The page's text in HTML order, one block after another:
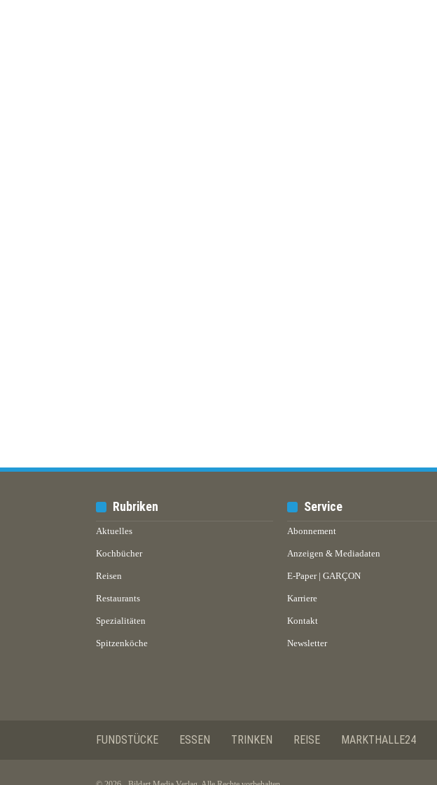
Rubriken
Aktuelles
Kochbücher
Reisen
Restaurants
Spezialitäten
Spitzenköche
Service
Abonnement
Anzeigen & Mediadaten
E-Paper | GARÇON
Karriere
Kontakt
Newsletter
FUNDSTÜCKE ESSEN TRINKEN REISE MARKTHALLE24